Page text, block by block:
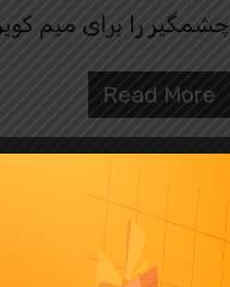
چشمگیر را برای میم
Read More